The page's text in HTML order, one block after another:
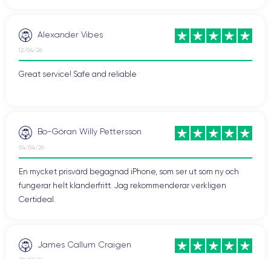
Alexander Vibes
12/04/26
Great service! Safe and reliable
Bo-Göran Willy Pettersson
04/04/26
En mycket prisvärd begagnad iPhone, som ser ut som ny och
fungerar helt klanderfritt. Jag rekommenderar verkligen
Certideal.
James Callum Craigen